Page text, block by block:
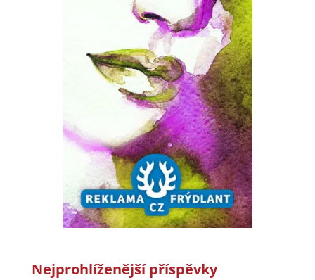
Nejprohlíženější příspěvky